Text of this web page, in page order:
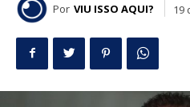
Por VIU ISSO AQUI? 19